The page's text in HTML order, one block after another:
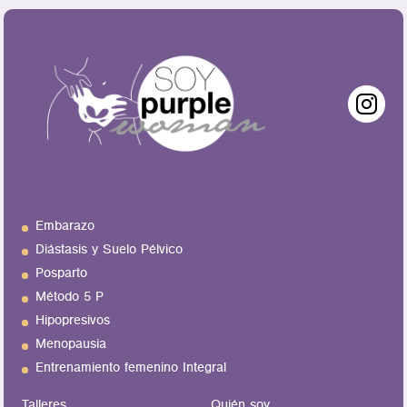
Embarazo
Diástasis y Suelo Pélvico
Posparto
Método 5 P
Hipopresivos
Menopausia
Entrenamiento femenino Integral